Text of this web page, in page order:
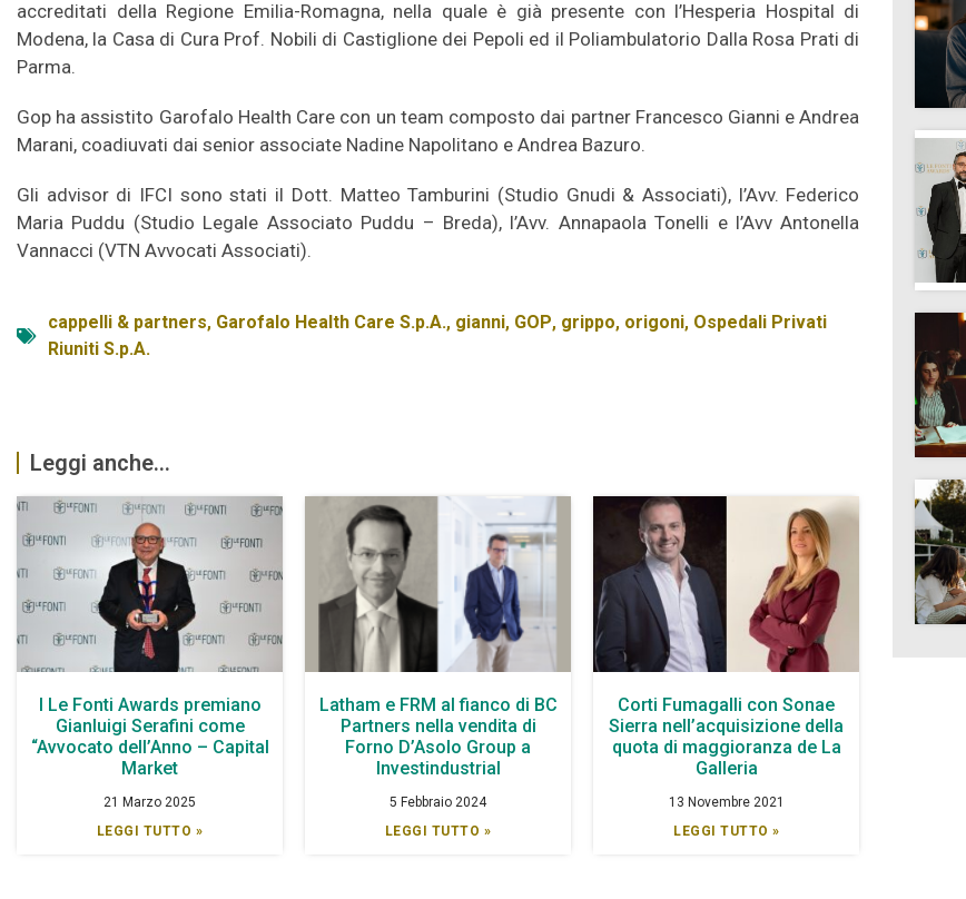
accreditati della Regione Emilia-Romagna, nella quale è già presente con l’Hesperia Hospital di
Modena, la Casa di Cura Prof. Nobili di Castiglione dei Pepoli ed il Poliambulatorio Dalla Rosa Prati di
Parma.
Gop ha assistito Garofalo Health Care con un team composto dai partner Francesco Gianni e Andrea
Marani, coadiuvati dai senior associate Nadine Napolitano e Andrea Bazuro.
Gli advisor di IFCI sono stati il Dott. Matteo Tamburini (Studio Gnudi & Associati), l’Avv. Federico
Maria Puddu (Studio Legale Associato Puddu – Breda), l’Avv. Annapaola Tonelli e l’Avv Antonella
Vannacci (VTN Avvocati Associati).
cappelli & partners, Garofalo Health Care S.p.A., gianni, GOP, grippo, origoni, Ospedali Privati
Riuniti S.p.A.
Leggi anche...
I Le Fonti Awards premiano
Gianluigi Serafini come
“Avvocato dell’Anno – Capital
Market
21 Marzo 2025
LEGGI TUTTO »
Latham e FRM al fianco di BC
Partners nella vendita di
Forno D’Asolo Group a
Investindustrial
5 Febbraio 2024
LEGGI TUTTO »
Corti Fumagalli con Sonae
Sierra nell’acquisizione della
quota di maggioranza de La
Galleria
13 Novembre 2021
LEGGI TUTTO »